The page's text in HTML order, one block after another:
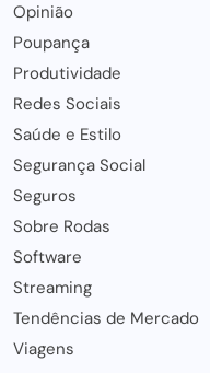
Opinião
Poupança
Produtividade
Redes Sociais
Saúde e Estilo
Segurança Social
Seguros
Sobre Rodas
Software
Streaming
Tendências de Mercado
Viagens